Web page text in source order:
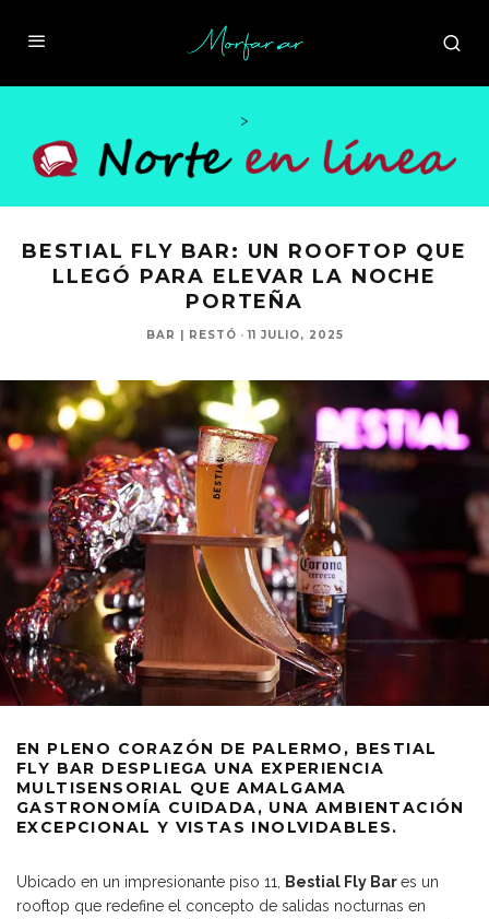
>
BESTIAL FLY BAR: UN ROOFTOP QUE
LLEGÓ PARA ELEVAR LA NOCHE
PORTEÑA
BAR | RESTÓ · 11 JULIO, 2025
EN PLENO CORAZÓN DE PALERMO, BESTIAL
FLY BAR DESPLIEGA UNA EXPERIENCIA
MULTISENSORIAL QUE AMALGAMA
GASTRONOMÍA CUIDADA, UNA AMBIENTACIÓN
EXCEPCIONAL Y VISTAS INOLVIDABLES.
Ubicado en un impresionante piso 11, Bestial Fly Bares un
rooftop que redefine el concepto de salidas nocturnas en